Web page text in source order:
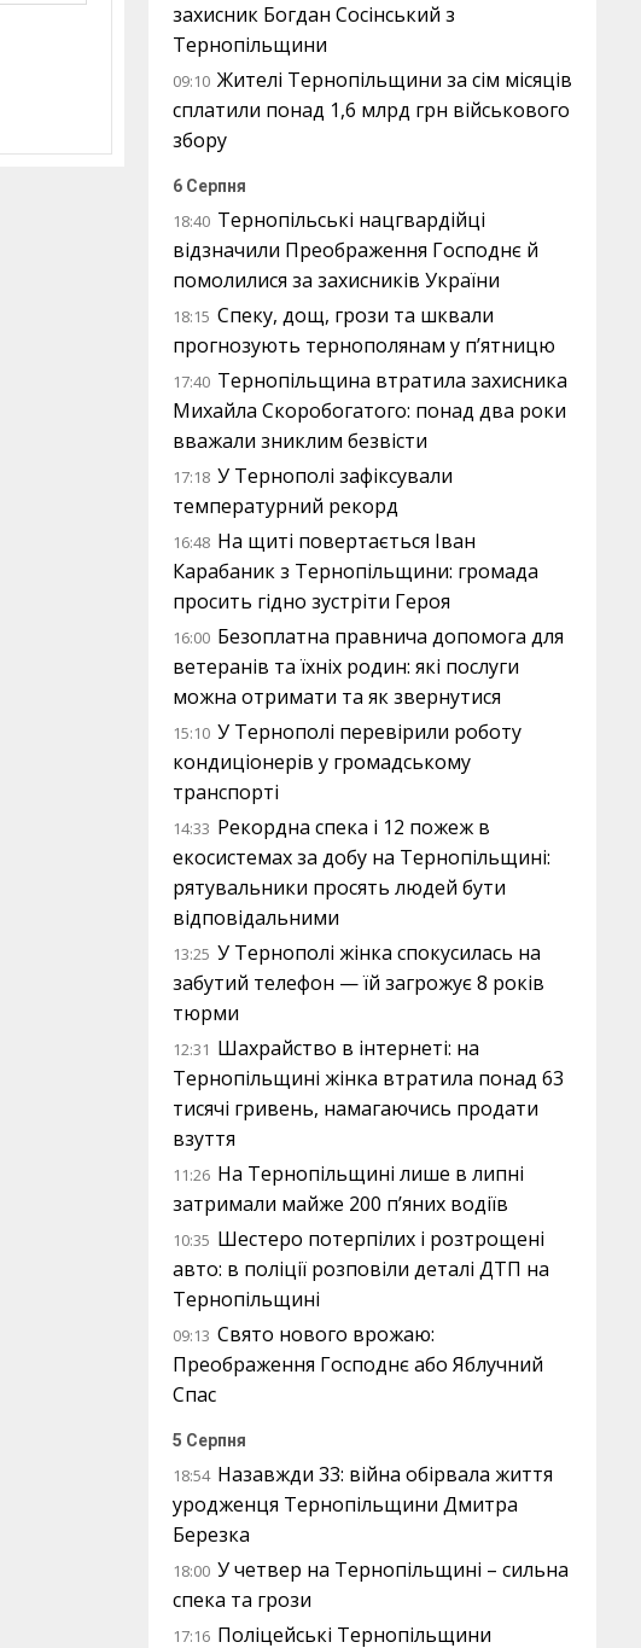
захисник Богдан Сосінський з
Тернопільщини
09:10 Жителі Тернопільщини за сім місяців
сплатили понад 1,6 млрд грн військового
збору
6 Серпня
18:40 Тернопільські нацгвардійці
відзначили Преображення Господнє й
помолилися за захисників України
18:15 Спеку, дощ, грози та шквали
прогнозують тернополянам у п’ятницю
17:40 Тернопільщина втратила захисника
Михайла Скоробогатого: понад два роки
вважали зниклим безвісти
17:18 У Тернополі зафіксували
температурний рекорд
16:48 На щиті повертається Іван
Карабаник з Тернопільщини: громада
просить гідно зустріти Героя
16:00 Безоплатна правнича допомога для
ветеранів та їхніх родин: які послуги
можна отримати та як звернутися
15:10 У Тернополі перевірили роботу
кондиціонерів у громадському
транспорті
14:33 Рекордна спека і 12 пожеж в
екосистемах за добу на Тернопільщині:
рятувальники просять людей бути
відповідальними
13:25 У Тернополі жінка спокусилась на
забутий телефон — їй загрожує 8 років
тюрми
12:31 Шахрайство в інтернеті: на
Тернопільщині жінка втратила понад 63
тисячі гривень, намагаючись продати
взуття
11:26 На Тернопільщині лише в липні
затримали майже 200 п’яних водіїв
10:35 Шестеро потерпілих і розтрощені
авто: в поліції розповіли деталі ДТП на
Тернопільщині
09:13 Свято нового врожаю:
Преображення Господнє або Яблучний
Спас
5 Серпня
18:54 Назавжди 33: війна обірвала життя
уродженця Тернопільщини Дмитра
Березка
18:00 У четвер на Тернопільщині – сильна
спека та грози
17:16 Поліцейські Тернопільщини